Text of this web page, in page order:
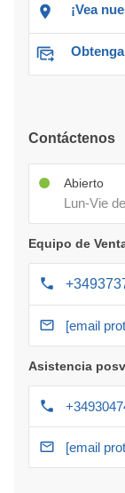
¡Vea
Obtenga
Contáctenos
Abierto
Lun-Vie
Equipo de
[email
Asistencia
[email